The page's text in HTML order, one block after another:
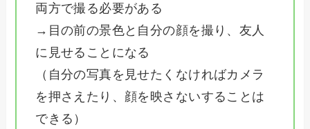
両方で撮る必要がある
→目の前の景色と自分の顔を撮り、友人
に見せることになる
（自分の写真を見せたくなければカメラ
を押さえたり、顔を映さないすることは
できる）